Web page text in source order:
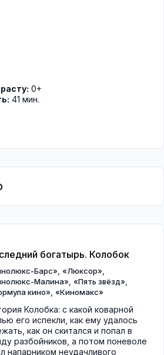
0+
41 мин.
богатырь. Колобок
Барс», «Люксор»,
Малина», «Пять звёзд»,
кино», «Киномакс»
Колобка: с какой коварной
его испекли, как ему удалось
как он скитался и попал в
разбойников, а потом поневоле
напарником неудачливого